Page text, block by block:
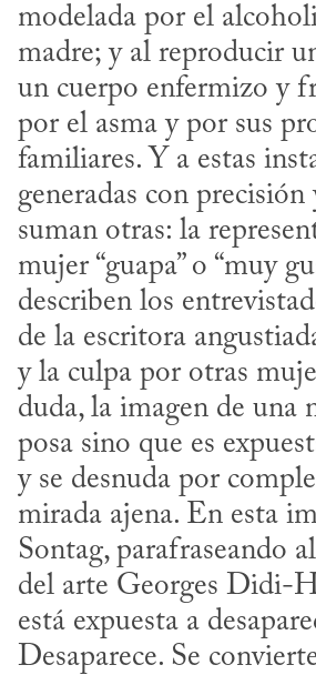
modelada por el
madre; y al reproducir
un cuerpo enfermizo y
por el asma y por sus
familiares. Y a estas
generadas con precisión
suman otras: la
mujer “guapa” o “muy
describen los
de la escritora
y la culpa por otras
duda, la imagen de una
posa sino que es
y se desnuda por
mirada ajena. En esta
Sontag, parafraseando
del arte Georges Didi-
está expuesta a
Desaparece. Se